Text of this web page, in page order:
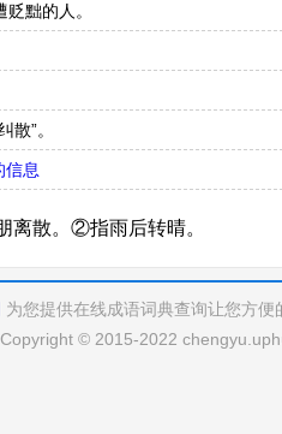
黜的人。
散”。
信息
离散。②指雨后转晴。
为您提供在线成语词典查询让您方
Copyright © 2015-2022